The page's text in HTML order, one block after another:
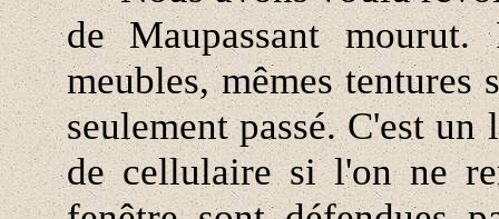
de Maupassant
meubles, mêmes tentures
seulement passé. C'est
de cellulaire si l'on ne